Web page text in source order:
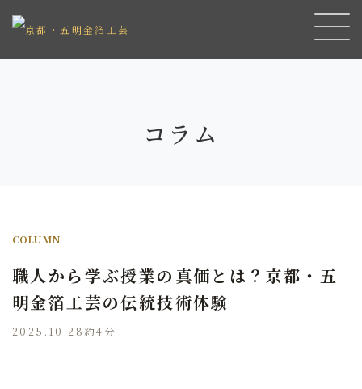
コラム
COLUMN
職人から学ぶ授業の真価とは？京都・五
明金箔工芸の伝統技術体験
2025.10.28 約4分